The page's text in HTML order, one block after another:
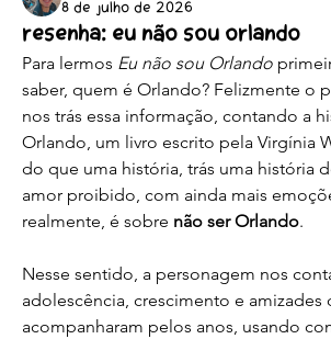
8 de julho de 2026
Resenha: Eu não sou Orlando
Para lermos Eu não sou Orlando
saber, quem é Orlando? Felizmente o
nos trás essa informação, contando a
Orlando, um livro escrito pela Virgínia
do que uma história, trás uma história
amor proibido, com ainda mais
realmente, é sobre não ser Orlando.
Nesse sentido, a personagem nos
adolescência, crescimento e amizades
acompanharam pelos anos, usando